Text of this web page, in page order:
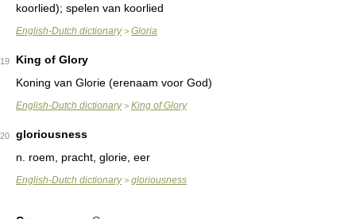
koorlied); spelen van koorlied
English-Dutch dictionary> Gloria
19
King of Glory
Koning van Glorie (erenaam voor God)
English-Dutch dictionary> King of Glory
20
gloriousness
n.
roem, pracht, glorie, eer
English-Dutch dictionary> gloriousness